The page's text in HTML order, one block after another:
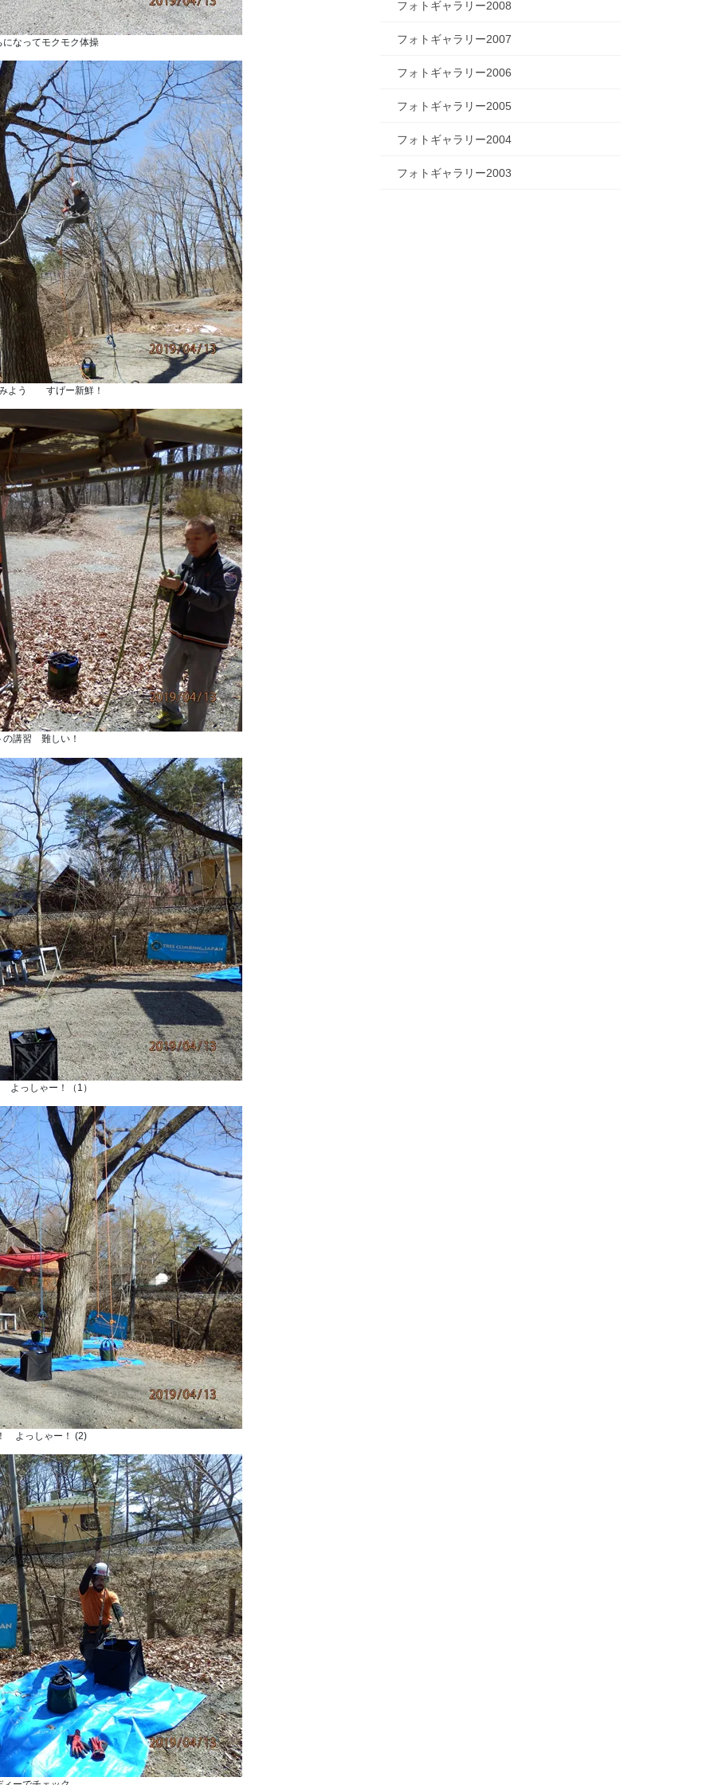
になってモクモク体操
みよう すげー新鮮！
の講習 難しい！
よっしゃー！（1）
よっしゃー！ (2)
フォトギャラリー2008
フォトギャラリー2007
フォトギャラリー2006
フォトギャラリー2005
フォトギャラリー2004
フォトギャラリー2003